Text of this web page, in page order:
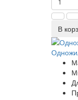
В